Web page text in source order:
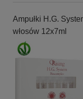
Ampułki H.G.
włosów 12x7ml